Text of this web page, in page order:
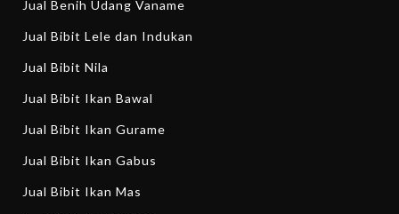
Jual Benih Udang Vaname
Jual Bibit Lele dan Indukan
Jual Bibit Nila
Jual Bibit Ikan Bawal
Jual Bibit Ikan Gurame
Jual Bibit Ikan Gabus
Jual Bibit Ikan Mas